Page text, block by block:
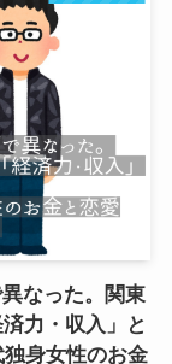
なった。関東
力・収入」と
身女性のお金